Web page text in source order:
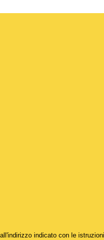
indicato con le